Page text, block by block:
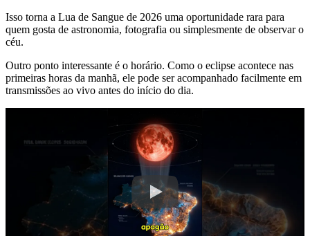
Isso torna a Lua de Sangue de 2026 uma oportunidade rara para
quem gosta de astronomia, fotografia ou simplesmente de observar o
céu.
Outro ponto interessante é o horário. Como o eclipse acontece nas
primeiras horas da manhã, ele pode ser acompanhado facilmente em
transmissões ao vivo antes do início do dia.